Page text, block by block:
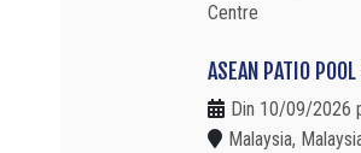
Centre
ASEAN PATIO
Din 10/09/2026
Malaysia,